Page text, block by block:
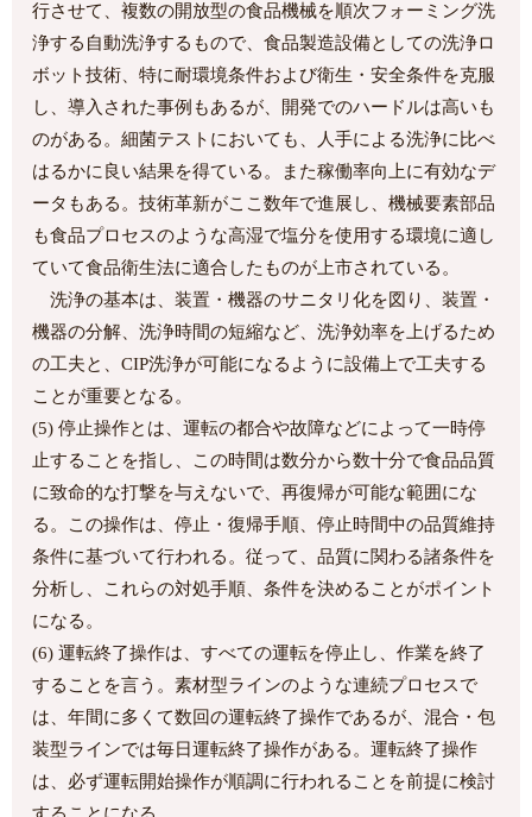
行させて、複数の開放型の食品機械を順次フォーミング洗
浄する自動洗浄するもので、食品製造設備としての洗浄ロ
ボット技術、特に耐環境条件および衛生・安全条件を克服
し、導入された事例もあるが、開発でのハードルは高いも
のがある。細菌テストにおいても、人手による洗浄に比べ
はるかに良い結果を得ている。また稼働率向上に有効なデ
ータもある。技術革新がここ数年で進展し、機械要素部品
も食品プロセスのような高湿で塩分を使用する環境に適し
ていて食品衛生法に適合したものが上市されている。
洗浄の基本は、装置・機器のサニタリ化を図り、装置・
機器の分解、洗浄時間の短縮など、洗浄効率を上げるため
の工夫と、CIP洗浄が可能になるように設備上で工夫する
ことが重要となる。
(5) 停止操作とは、運転の都合や故障などによって一時停
止することを指し、この時間は数分から数十分で食品品質
に致命的な打撃を与えないで、再復帰が可能な範囲にな
る。この操作は、停止・復帰手順、停止時間中の品質維持
条件に基づいて行われる。従って、品質に関わる諸条件を
分析し、これらの対処手順、条件を決めることがポイント
になる。
(6) 運転終了操作は、すべての運転を停止し、作業を終了
することを言う。素材型ラインのような連続プロセスで
は、年間に多くて数回の運転終了操作であるが、混合・包
装型ラインでは毎日運転終了操作がある。運転終了操作
は、必ず運転開始操作が順調に行われることを前提に検討